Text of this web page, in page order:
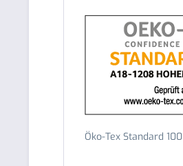
Öko-Tex Standard